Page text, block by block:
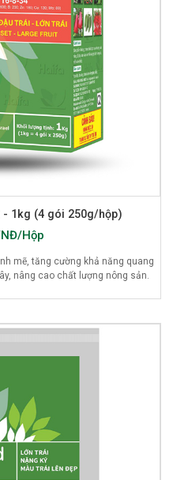
- 1kg (4 gói 250g/hộp)
Hộp
mẽ, tăng cường khả năng quang
nâng cao chất lượng nông sản.